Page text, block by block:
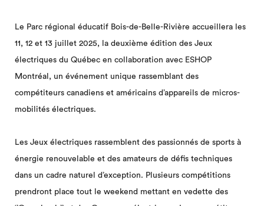
Le Parc régional éducatif Bois-de-Belle-Rivière accueillera les
11, 12 et 13 juillet 2025, la deuxième édition des Jeux
électriques du Québec en collaboration avec ESHOP
Montréal, un événement unique rassemblant des
compétiteurs canadiens et américains d’appareils de micros-
mobilités électriques.
Les Jeux électriques rassemblent des passionnés de sports à
énergie renouvelable et des amateurs de défis techniques
dans un cadre naturel d’exception. Plusieurs compétitions
prendront place tout le weekend mettant en vedette des